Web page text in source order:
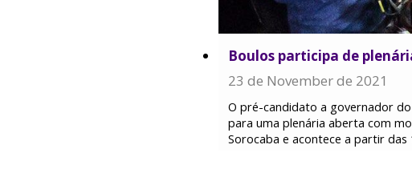
Boulos participa de
23 de November de 2021
O pré-candidato a governador
para uma plenária aberta com
Sorocaba e acontece a partir das